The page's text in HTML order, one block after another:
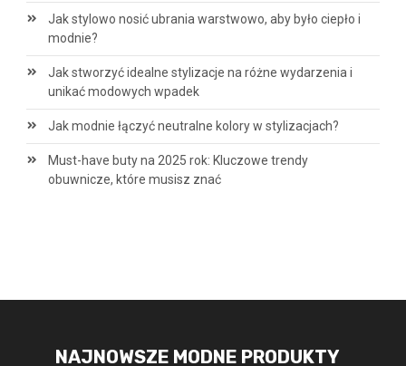
Jak stylowo nosić ubrania warstwowo, aby było ciepło i
modnie?
Jak stworzyć idealne stylizacje na różne wydarzenia i
unikać modowych wpadek
Jak modnie łączyć neutralne kolory w stylizacjach?
Must-have buty na 2025 rok: Kluczowe trendy
obuwnicze, które musisz znać
NAJNOWSZE MODNE PRODUKTY